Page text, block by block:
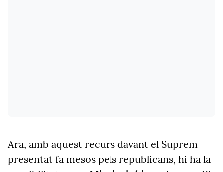
Ara, amb aquest recurs davant el Suprem
presentat fa mesos pels republicans, hi ha la